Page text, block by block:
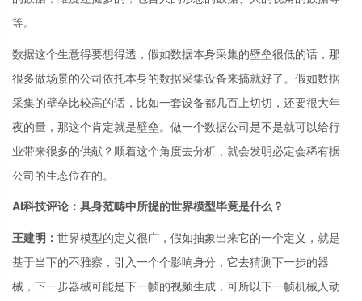
等。
数据这个生意得要想得透，假如数据本身采集的壁垒很低的话，那
很多做场景的公司依托本身的数据采集设备来搞就好了。假如数据
采集的壁垒比较高的话，比如一套设备都几百上切切，还要很大年
夜的量，那这个肯定就是壁垒。做一个数据公司是不是就可以给行
业带来很多的供献？顺着这个角度去分析，就会发明必定会稀有据
公司的生态位在的。
AI科技评论：具身范畴中所提的世界模型毕竟是什么？
王建明： 世界模型的定义很广，假如抽象出来它的一个定义，就是
基于当下的不雅察，引入一个个影响身分，它去猜测下一步的器
械，下一步器械可能是下一帧的视频生成，可所以下一帧机械人动